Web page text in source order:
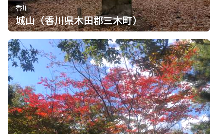
香川
城山（香川県木田郡三木町）